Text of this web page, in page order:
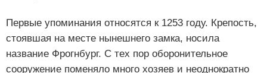
Первые упоминания относятся к 1253 году. Крепость,
стоявшая на месте нынешнего замка, носила
название Фрогнбург. С тех пор оборонительное
сооружение поменяло много хозяев и неоднократно